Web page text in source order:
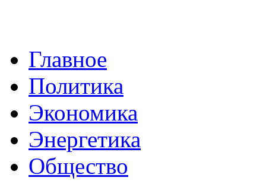
Главное
Политика
Экономика
Энергетика
Общество